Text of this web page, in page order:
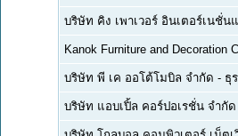
บริษัท คิง เพาเวอร์ อินเตอร์เนชั่น
Kanok Furniture and Decoration
บริษัท พี เค ออโต้โมบิล จำกัด - ธุ
บริษัท แอบเปิ้ล คอร์ปอเรชั่น จำกัด